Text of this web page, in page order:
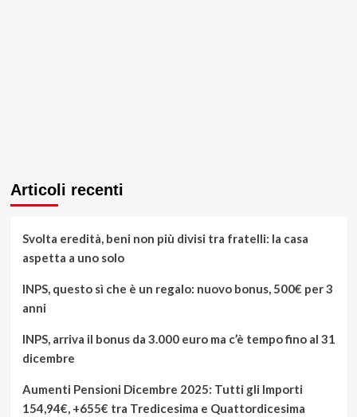
Articoli recenti
Svolta eredità, beni non più divisi tra fratelli: la casa
aspetta a uno solo
INPS, questo sì che è un regalo: nuovo bonus, 500€ per 3
anni
INPS, arriva il bonus da 3.000 euro ma c’è tempo fino al 31
dicembre
Aumenti Pensioni Dicembre 2025: Tutti gli Importi
154,94€, +655€ tra Tredicesima e Quattordicesima